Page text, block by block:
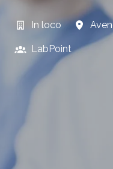
In loco
LabPoint